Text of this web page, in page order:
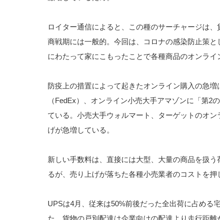
ロイター通信によると、この種のサーチャージは
商戦期には一般的。今回は、コロナの感染防止策
にわたって家にこもったことで各種商品のオンラ
防疫上の措置によって起きたオンライン購入の急
（FedEx）、オンライン小売大手アマゾンに「第2
ている。小売大手ウォルマート、ターゲットのオ
げが急増している。
新しい手数料は、直接には大型、大量の商品を扱
るが、売り上げが落ちた各種小売業者のコストを
UPSは4月、従来は50%前後だった全出荷に占める
た。貨物の戸別配達は企業向けの配達より走行距